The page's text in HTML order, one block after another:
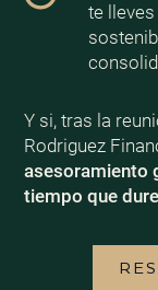
te
Y si, tras la
Rodriguez
asesoramiento
tiempo que